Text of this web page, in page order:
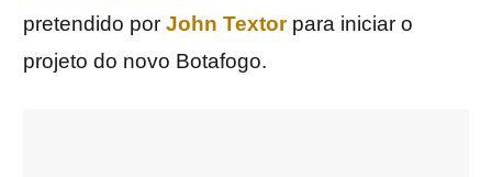
pretendido por John Textorpara iniciar o
projeto do novo Botafogo.